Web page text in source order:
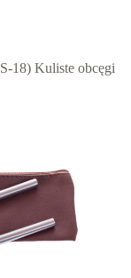
18) Kuliste obcęgi